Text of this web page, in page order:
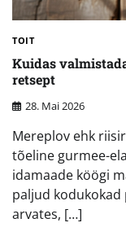
TOIT
Kuidas
retsept
28. Mai 2026
Mereplov ehk
tõeline gurmee-
idamaade köögi
paljud
arvates, […]